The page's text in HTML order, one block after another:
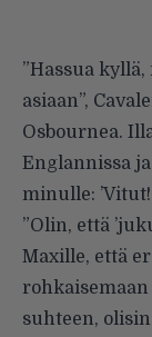
”Hassua
asiaan”,
Osbournea.
Englannissa
minulle:
”Olin, että
Maxille, että
suhteen,